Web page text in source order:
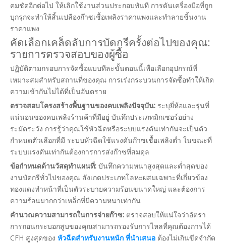
คมชัดอีกต่อไป ให้เลิกใช้งานส่วนประกอบทันที การดันเครื่องมือที่ถูก
บุกรุกจะทำให้สิ้นเปลืองก๊าซเชื้อเพลิงราคาแพงและทำลายชิ้นงาน
ราคาแพง
คัดเลือกเคล็ดลับการบัดกรีครั้งต่อไปของคุณ:
รายการตรวจสอบของผู้ซื้อ
ปฏิบัติตามกรอบการจัดซื้อแบบทีละขั้นตอนนี้เพื่อเลือกอุปกรณ์ที่
เหมาะสมสำหรับสถานที่ของคุณ การเร่งกระบวนการจัดซื้อทำให้เกิด
ความเข้ากันไม่ได้ที่เป็นอันตราย
ตรวจสอบโครงสร้างพื้นฐานของคบเพลิงปัจจุบัน: ระบุยี่ห้อและรุ่นที่
แน่นอนของคบเพลิงร้านค้าที่มีอยู่ บันทึกประเภทมิกเซอร์อย่าง
ระมัดระวัง การรู้ว่าคุณใช้หัวฉีดหรือระบบแรงดันเท่ากันจะเป็นตัว
กำหนดตัวเลือกที่มี ระบบหัวฉีดใช้แรงดันก๊าซเชื้อเพลิงต่ำ ในขณะที่
ระบบแรงดันเท่ากันต้องการการส่งก๊าซที่สมดุล
ข้อกำหนดด้านวัสดุทำแผนที่: บันทึกความหนาสูงสุดและต่ำสุดของ
งานบัดกรีทั่วไปของคุณ สังเกตประเภทโลหะผสมเฉพาะที่เกี่ยวข้อง
ทองแดงทำหน้าที่เป็นตัวระบายความร้อนขนาดใหญ่ และต้องการ
ความร้อนมากกว่าเหล็กที่มีความหนาเท่ากัน
คำนวณความสามารถในการจ่ายก๊าซ: ตรวจสอบให้แน่ใจว่าอัตรา
การถอนกระบอกสูบของคุณสามารถรองรับการไหลที่คุณต้องการได้
CFH สูงสุดของ หัวฉีดสำหรับงานหนัก ที่นำเสนอ ต้องไม่เกินขีดจำกัด